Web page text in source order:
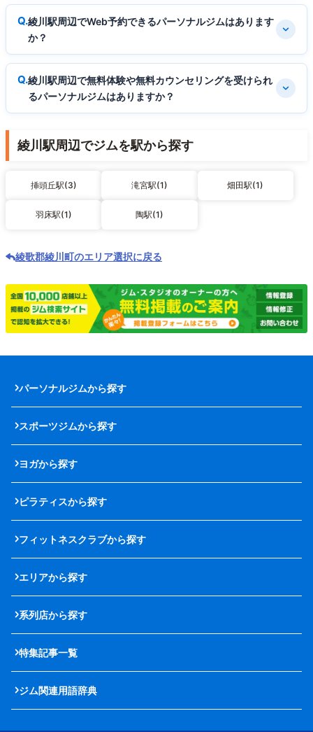
綾川駅周辺でWeb予約できるパーソナルジムはあります
か？
綾川駅周辺で無料体験や無料カウンセリングを受けられ
るパーソナルジムはありますか？
綾川駅周辺でジムを駅から探す
挿頭丘駅(3) 滝宮駅(1) 畑田駅(1)
羽床駅(1) 陶駅(1)
綾歌郡綾川町のエリア選択に戻る
パーソナルジムから探す
スポーツジムから探す
ヨガから探す
ピラティスから探す
フィットネスクラブから探す
エリアから探す
系列店から探す
特集記事一覧
ジム関連用語辞典